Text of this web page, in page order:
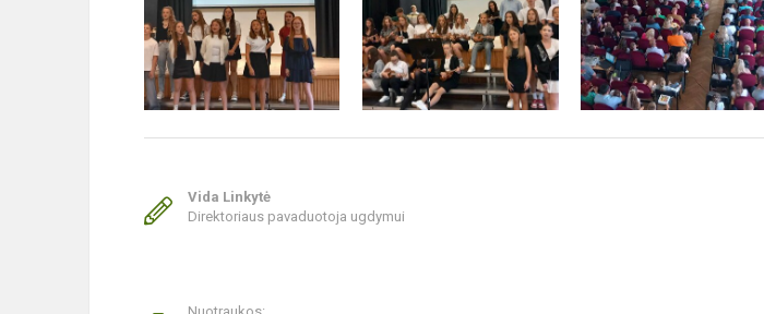
Vida Linkytė
Direktoriaus pavaduotoja ugdymui